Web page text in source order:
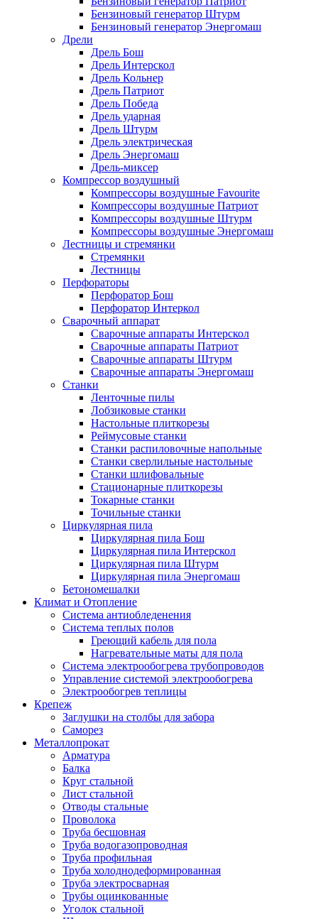
Бензиновый генератор Штурм
Бензиновый генератор Энергомаш
Дрели
Дрель Бош
Дрель Интерскол
Дрель Кольнер
Дрель Патриот
Дрель Победа
Дрель ударная
Дрель Штурм
Дрель электрическая
Дрель Энергомаш
Дрель-миксер
Компрессор воздушный
Компрессоры воздушные Favourite
Компрессоры воздушные Патриот
Компрессоры воздушные Штурм
Компрессоры воздушные Энергомаш
Лестницы и стремянки
Стремянки
Лестницы
Перфораторы
Перфоратор Бош
Перфоратор Интеркол
Сварочный аппарат
Сварочные аппараты Интерскол
Сварочные аппараты Патриот
Сварочные аппараты Штурм
Сварочные аппараты Энергомаш
Станки
Ленточные пилы
Лобзиковые станки
Настольные плиткорезы
Реймусовые станки
Станки распиловочные напольные
Станки сверлильные настольные
Станки шлифовальные
Стационарные плиткорезы
Токарные станки
Точильные станки
Циркулярная пила
Циркулярная пила Бош
Циркулярная пила Интерскол
Циркулярная пила Штурм
Циркулярная пила Энергомаш
Бетономешалки
Климат и Отопление
Система антиобледенения
Система теплых полов
Греющий кабель для пола
Нагревательные маты для пола
Система электрообогрева трубопроводов
Управление системой электрообогрева
Электрообогрев теплицы
Крепеж
Заглушки на столбы для забора
Саморез
Металлопрокат
Арматура
Балка
Круг стальной
Лист стальной
Отводы стальные
Проволока
Труба бесшовная
Труба водогазопроводная
Труба профильная
Труба холоднодеформированная
Труба электросварная
Трубы оцинкованные
Уголок стальной